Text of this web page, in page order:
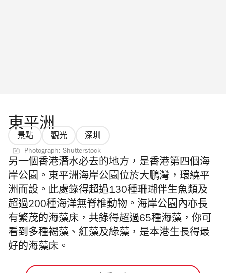
東平洲
景點 觀光 深圳
Photograph: Shutterstock
另一個香港潛水必去的地方，是香港第四個海
岸公園。東平洲海岸公園位於大鵬灣，環繞平
洲而設。此處錄得超過130種珊瑚伴生魚類及
超過200種海洋無脊椎動物。海岸公園內亦長
有繁茂的海藻床，共錄得超過65種海藻，你可
看到多種褐藻、紅藻及綠藻，是本港生長得最
好的海藻床。